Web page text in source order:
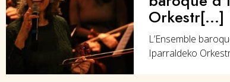
Orkestr[...]
L’Ensemble
Iparraldeko